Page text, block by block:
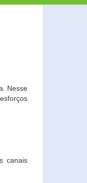
Nesse
canais